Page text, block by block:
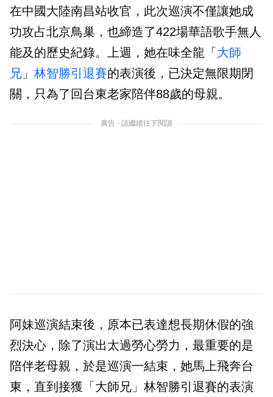
在中國大陸南昌站收官，此次巡演不僅讓她成
功攻占北京鳥巢，也締造了422場華語歌手無人
能及的歷史紀錄。上週，她在味全龍「 大師
兄 」 林智勝引退賽的表演後，已決定無限期閉
關，只為了回台東老家陪伴88歲的母親。
廣告 - 請繼續往下閱讀
阿妹巡演結束後，原本已表達想長期休假的強
烈決心，除了演出太過勞心勞力，最重要的是
陪伴老母親，於是巡演一結束，她馬上飛奔台
東，直到接獲「大師兄」林智勝引退賽的表演